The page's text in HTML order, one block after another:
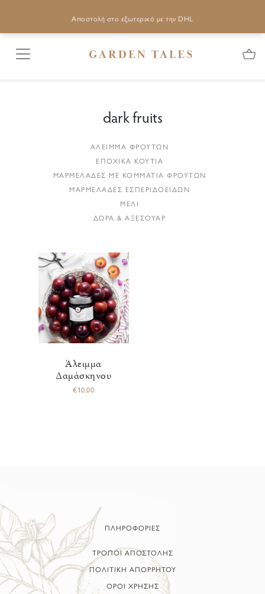
Άλειμμα
Δαμάσκηνου
€10,00
dark fruits
ΑΛΕΙΜΜΑ ΦΡΟΥΤΩΝ
ΕΠΟΧΙΚΑ ΚΟΥΤΙΑ
ΜΑΡΜΕΛΑΔΕΣ ΜΕ ΚΟΜΜΑΤΙΑ ΦΡΟΥΤΩΝ
ΜΑΡΜΕΛΑΔΕΣ ΕΣΠΕΡΙΔΟΕΙΔΩΝ
ΜΕΛΙ
ΔΩΡΑ & ΑΞΕΣΟΥΑΡ
ΠΛΗΡΟΦΟΡΙΕΣ
ΤΡΟΠΟΙ ΑΠΟΣΤΟΛΗΣ
ΠΟΛΙΤΙΚΗ ΑΠΟΡΡΗΤΟΥ
ΟΡΟΙ ΧΡΗΣΗΣ
Αποστολή στο εξωτερικό με την DHL